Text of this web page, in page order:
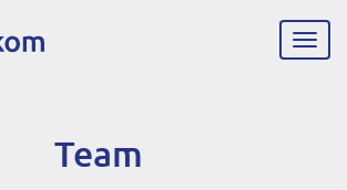
Team